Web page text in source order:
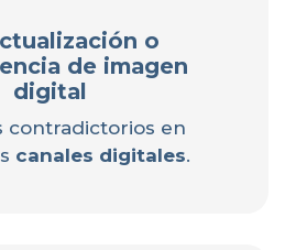
o
de imagen
digital
contradictorios en
canales digitales.